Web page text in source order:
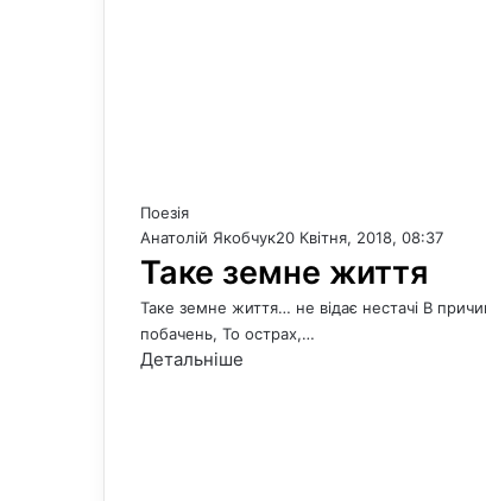
Поезія
Анатолій Якобчук20 Квітня, 2018, 08:37
Таке земне життя
Таке земне життя… не відає нестачі В
побачень, То острах,…
Детальніше